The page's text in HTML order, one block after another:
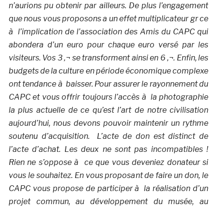
n’aurions pu obtenir par ailleurs. De plus l’engagement
que nous vous proposons a un effet multiplicateur gr ce
à l’implication de l’association des Amis du CAPC qui
abondera d’un euro pour chaque euro versé par les
visiteurs. Vos 3 ‚¬ se transforment ainsi en 6 ‚¬. Enfin, les
budgets de la culture en période économique complexe
ont tendance à baisser. Pour assurer le rayonnement du
CAPC et vous offrir toujours l’accès à la photographie
la plus actuelle de ce qu’est l’art de notre civilisation
aujourd’hui, nous devons pouvoir maintenir un rythme
soutenu d’acquisition. L’acte de don est distinct de
l’acte d’achat. Les deux ne sont pas incompatibles !
Rien ne s’oppose à ce que vous deveniez donateur si
vous le souhaitez. En vous proposant de faire un don, le
CAPC vous propose de participer à la réalisation d’un
projet commun, au développement du musée, au